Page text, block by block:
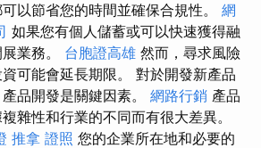
以節省您的時間並確保合規性。 網
如果您有個人儲蓄或可以快速獲得融
業務。 台胞證高雄 然而，尋求風險
可能會延長期限。 對於開發新產品
品開發是關鍵因素。 網路行銷 產品
雜性和行業的不同而有很大差異。
推拿 證照 您的企業所在地和必要的